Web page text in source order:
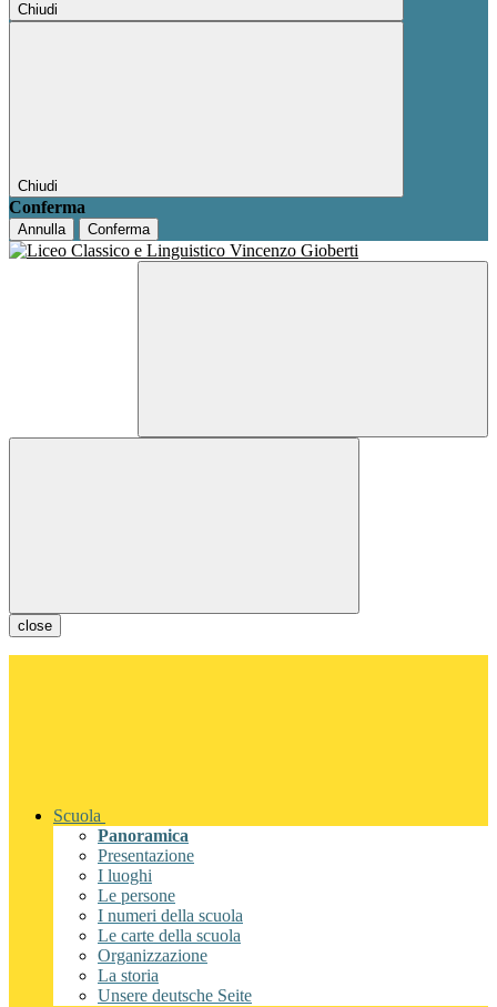
Chiudi
Chiudi
Conferma
Annulla Conferma
close
Scuola
Panoramica
Presentazione
I luoghi
Le persone
I numeri della scuola
Le carte della scuola
Organizzazione
La storia
Unsere deutsche Seite